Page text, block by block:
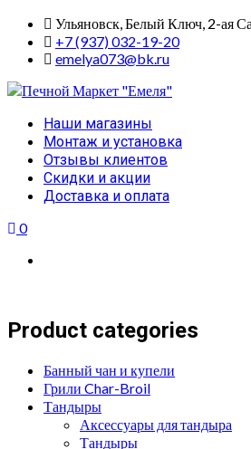
Skip
content
Ульяновск, Белый Ключ, 2-ая
+7 (937) 032-19-20
emelya073@bk.ru
Primary
Menu
Наши магазины
Монтаж и установка
Отзывы клиентов
Скидки и акции
Доставка и оплата
0
Product categories
Банный чан и купели
Грили Char-Broil
Тандыры
Аксессуары для тандыра
Тандыры